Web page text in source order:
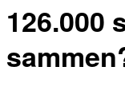
126.000